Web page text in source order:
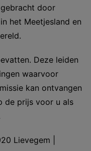
door
het Meetjesland en
Deze leiden
waarvoor
kan ontvangen
de prijs voor u als
Lievegem |